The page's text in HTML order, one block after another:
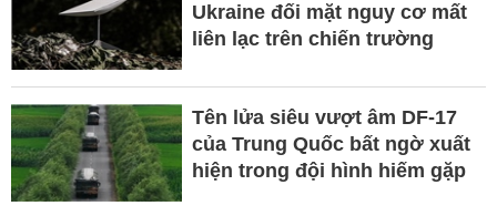
Ukraine đối mặt nguy cơ mất
liên lạc trên chiến trường
Tên lửa siêu vượt âm DF-17
của Trung Quốc bất ngờ xuất
hiện trong đội hình hiếm gặp